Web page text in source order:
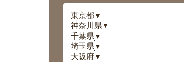
東京都▼
神奈川県 ▼
千葉県 ▼
埼玉県 ▼
大阪府▼